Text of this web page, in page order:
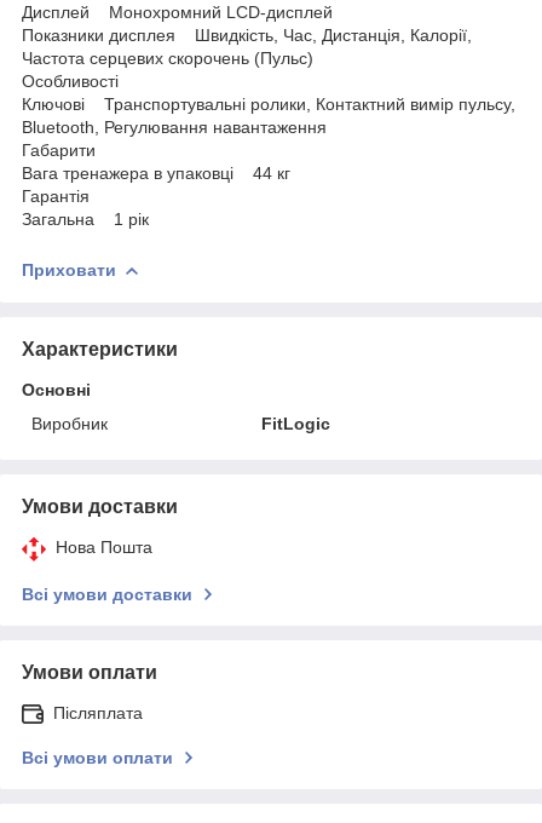
Дисплей Монохромний LCD-дисплей
Показники дисплея Швидкість, Час, Дистанція, Калорії,
Частота серцевих скорочень (Пульс)
Особливості
Ключові Транспортувальні ролики, Контактний вимір пульсу,
Bluetooth, Регулювання навантаження
Габарити
Вага тренажера в упаковці 44 кг
Гарантія
Загальна 1 рік
Приховати
Характеристики
Основні
Виробник
FitLogic
Умови доставки
Нова Пошта
Всі умови доставки
Умови оплати
Післяплата
Всі умови оплати